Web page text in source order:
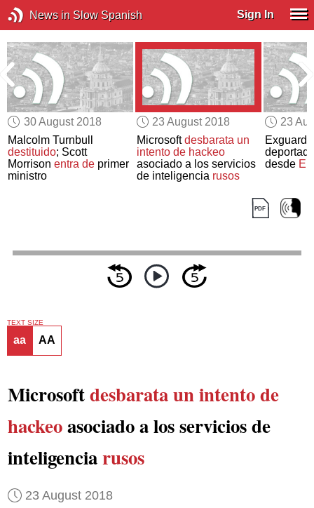
News in Slow Spanish Sign In
30 August 2018
Malcolm Turnbull
destituido; Scott
Morrisonentra de primer
ministro
23 August 2018
Microsoftdesbarata un
intento de hackeo
asociado a los servicios
de inteligencia rusos
23
desde
TEXT SIZE
aa AA
Microsoftdesbarata un intento de
hackeoasociado a los servicios de
inteligenciarusos
23 August 2018